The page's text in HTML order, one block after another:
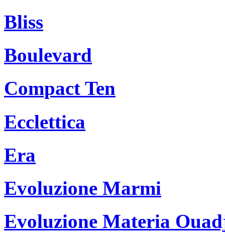
Bliss
Boulevard
Compact Ten
Ecclettica
Era
Evoluzione Marmi
Evoluzione Materia